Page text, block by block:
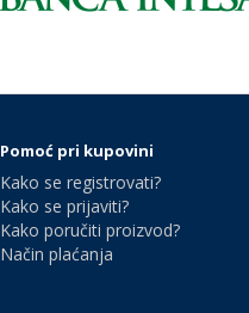
Pomoć pri kupovini
Kako se registrovati?
Kako se prijaviti?
Kako poručiti proizvod?
Način plaćanja